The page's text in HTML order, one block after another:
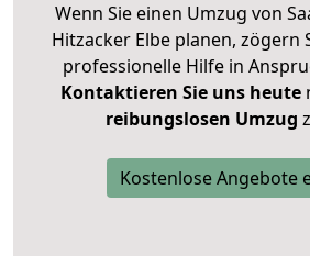
Wenn Sie einen Umzug von
Hitzacker Elbe planen, zögern
professionelle Hilfe in
Kontaktieren Sie uns heute
reibungslosen Umzug
Kostenlose Angebote